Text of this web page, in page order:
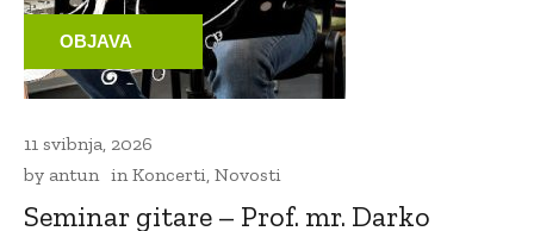
OBJAVA
11 svibnja, 2026
by antun in Koncerti Novosti
Seminar gitare – Prof. mr. Darko